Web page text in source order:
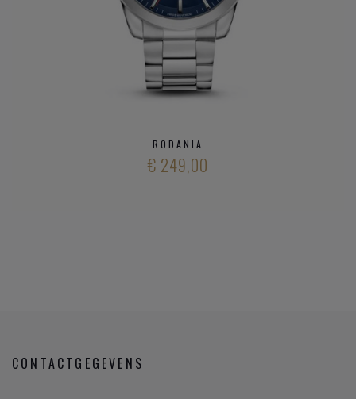
RODANIA
€ 249,00
CONTACTGEGEVENS